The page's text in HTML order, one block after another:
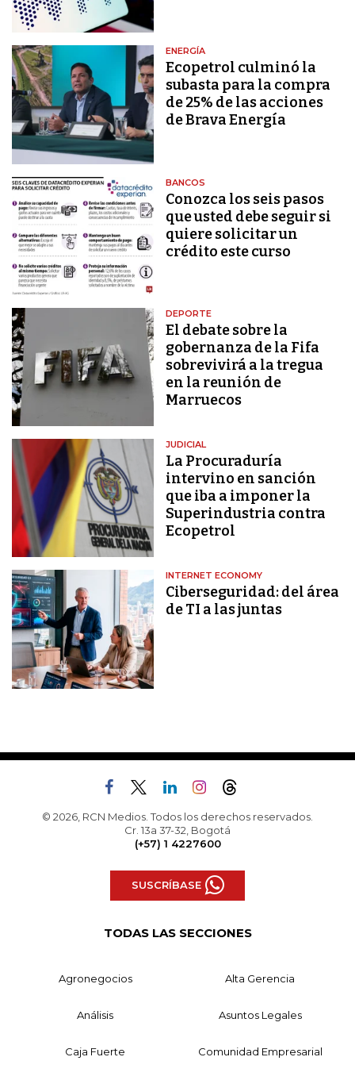
ENERGÍA
Ecopetrol culminó la
subasta para la compra
de 25% de las acciones
de Brava Energía
BANCOS
Conozca los seis pasos
que usted debe seguir si
quiere solicitar un
crédito este curso
DEPORTE
El debate sobre la
gobernanza de la Fifa
sobrevivirá a la tregua
en la reunión de
Marruecos
JUDICIAL
La Procuraduría
intervino en sanción
que iba a imponer la
Superindustria contra
Ecopetrol
INTERNET ECONOMY
Ciberseguridad: del área
de TI a las juntas
© 2026, RCN Medios. Todos los derechos reservados.
Cr. 13a 37-32, Bogotá
(+57) 1 4227600
SUSCRÍBASE
TODAS LAS SECCIONES
Agronegocios Alta Gerencia
Análisis Asuntos Legales
Caja Fuerte Comunidad Empresarial